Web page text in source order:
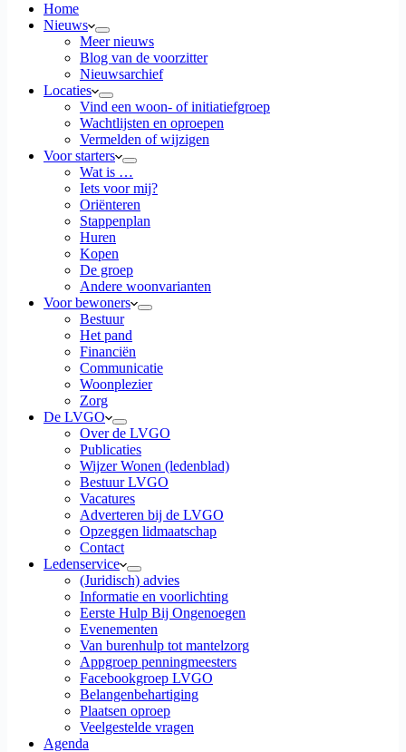
Home
Nieuws
Meer nieuws
Blog van de voorzitter
Nieuwsarchief
Locaties
Vind een woon- of initiatiefgroep
Wachtlijsten en oproepen
Vermelden of wijzigen
Voor starters
Wat is …
Iets voor mij?
Oriënteren
Stappenplan
Huren
Kopen
De groep
Andere woonvarianten
Voor bewoners
Bestuur
Het pand
Financiën
Communicatie
Woonplezier
Zorg
De LVGO
Over de LVGO
Publicaties
Wijzer Wonen (ledenblad)
Bestuur LVGO
Vacatures
Adverteren bij de LVGO
Opzeggen lidmaatschap
Contact
Ledenservice
(Juridisch) advies
Informatie en voorlichting
Eerste Hulp Bij Ongenoegen
Evenementen
Van burenhulp tot mantelzorg
Appgroep penningmeesters
Facebookgroep LVGO
Belangenbehartiging
Plaatsen oproep
Veelgestelde vragen
Agenda